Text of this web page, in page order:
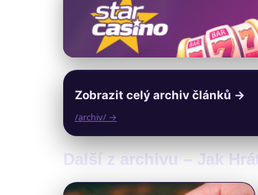
Zobrazit celý archiv článků →
/archiv/ →
Další z archivu – Jak